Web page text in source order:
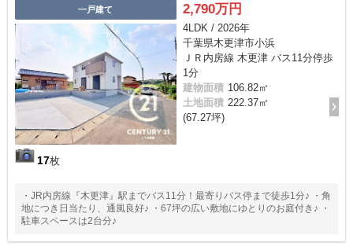
一戸建て
17枚
2,790万円
4LDK / 2026年
千葉県木更津市小浜
ＪＲ内房線 木更津 バス11分停歩
1分
建物面積 106.82㎡
土地面積 222.37㎡
(67.27坪)
・JR内房線『木更津』駅までバス11分！最寄りバス停まで徒歩1分♪ ・角
地につき日当たり、通風良好♪ ・67坪の広い敷地にゆとりのお庭付き♪ ・
駐車スペースは2台分♪